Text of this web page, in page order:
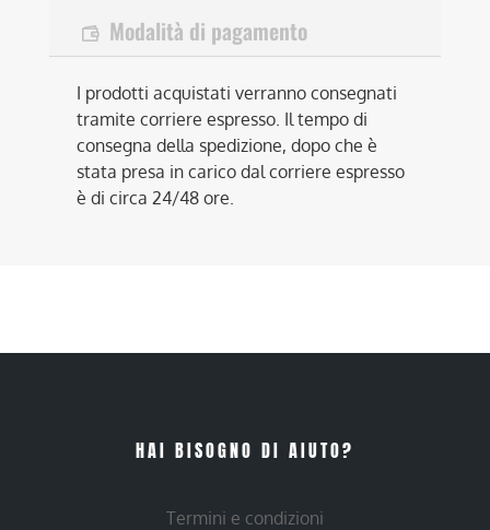
Modalità di pagamento
I prodotti acquistati verranno consegnati
tramite corriere espresso. Il tempo di
consegna della spedizione, dopo che è
stata presa in carico dal corriere espresso
è di circa 24/48 ore.
HAI BISOGNO DI AIUTO?
Termini e condizioni